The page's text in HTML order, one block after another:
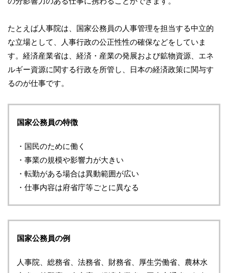
たとえば人事院は、国家公務員の人事管理を担当する中立的
な立場として、人事行政の公正性性の確保などをしていま
す。経済産業省は、経済・産業の発展および鉱物資源、エネ
ルギー資源に関する行政を所管し、日本の経済政策に関与す
るのが仕事です。
国家公務員の特徴
・国民のために働く
・事業の規模や影響力が大きい
・転勤がある場合は異動範囲が広い
・仕事内容は府省庁等ごとに異なる
国家公務員の例
人事院、総務省、法務省、財務省、厚生労働省、農林水